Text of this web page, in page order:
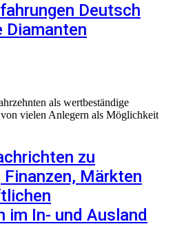
Deutsch
Diamanten
als wertbeständige
vielen Anlegern als Möglichkeit
zu
Finanzen, Märkten
im In- und Ausland